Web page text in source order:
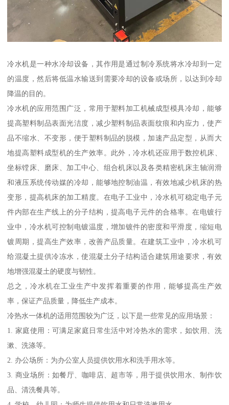
冷水机是一种水冷却设备，其作用是通过制冷系统将水冷却到一定
的温度，然后将低温水输送到需要冷却的设备或场所，以达到冷却
降温的目的。
冷水机的应用范围广泛，常用于塑料加工机械成型模具冷却，能够
提高塑料制品表面光洁度，减少塑料制品表面纹痕和内应力，使产
品不缩水、不变形，便于塑料制品的脱模，加速产品定型，从而大
地提高塑料成型机的生产效率。此外，冷水机还应用于数控机床、
坐标镗床、磨床、加工中心、组合机床以及各类精密机床主轴润滑
和液压系统传动媒的冷却，能够地控制油温，有效地减少机床的热
变形，提高机床的加工精度。在电子工业中，冷水机可稳定电子元
件内部在生产线上的分子结构，提高电子元件的合格率。在电镀行
业中，冷水机可控制电镀温度，增加镀件的密度和平滑度，缩短电
镀周期，提高生产效率，改善产品质量。在建筑工业中，冷水机可
给混凝土提供冷冻水，使混凝土分子结构适合建筑用途要求，有效
地增强混凝土的硬度与韧性。
总之，冷水机在工业生产中发挥着重要的作用，能够提高生产效
率，保证产品质量，降低生产成本。
冷热水一体机的适用范围较为广泛，以下是一些常见的应用场景：
1. 家庭使用：可满足家庭日常生活中对冷热水的需求，如饮用、洗
漱、洗涤等。
2. 办公场所：为办公室人员提供饮用水和洗手用水等。
3. 商业场所：如餐厅、咖啡店、超市等，用于提供饮用水、制作饮
品、清洗餐具等。